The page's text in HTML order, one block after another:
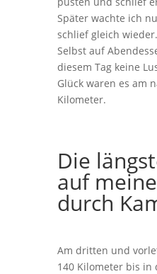
Später wachte ich
schlief gleich wieder.
Selbst auf
diesem Tag keine
Glück waren es am
Kilometer.
Die
auf
durch
Am dritten und
140 Kilometer bis in